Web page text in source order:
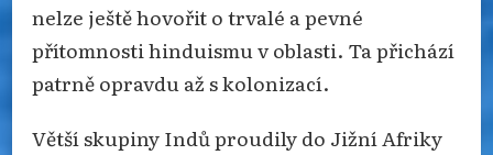
nelze ještě hovořit o trvalé a pevné
přítomnosti hinduismu v oblasti. Ta přichází
patrně opravdu až s kolonizací.
Větší skupiny Indů proudily do Jižní Afriky